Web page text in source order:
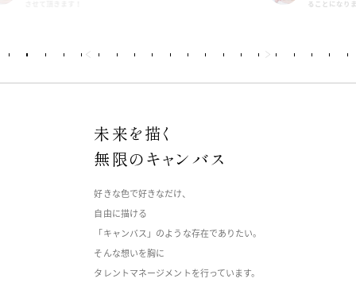
未来を描く
無限のキャンバス
好きな色で好きなだけ、
自由に描ける
「キャンバス」のような存在でありたい。
そんな想いを胸に
タレントマネージメントを行っています。